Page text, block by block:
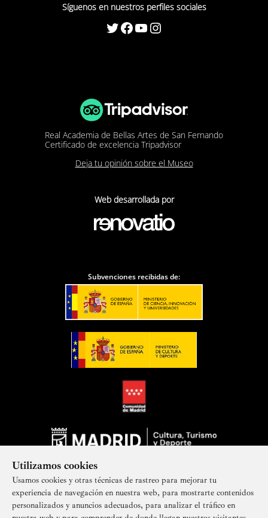
Utilizamos cookies
Usamos cookies y otras técnicas de rastreo para mejorar tu
experiencia de navegación en nuestra web, para mostrarte contenidos
personalizados y anuncios adecuados, para analizar el tráfico en
Síguenos en nuestros perfiles sociales
Twitter Facebook YouTube Instagram
Real Academia de Bellas Artes de San Fernando
Certificado de excelencia Tripadvisor
Deja tu opinión sobre el Museo
Web desarrollada por
Subvenciones recibidas de: